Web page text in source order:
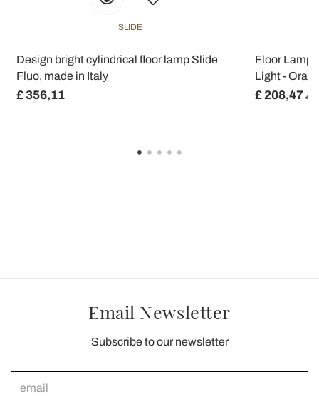
SLIDE
Design bright cylindrical floor lamp Slide
Fluo, made in Italy
£ 356,11
Floor Lamp
Light -
£ 208,47 £
Email Newsletter
Subscribe to our newsletter